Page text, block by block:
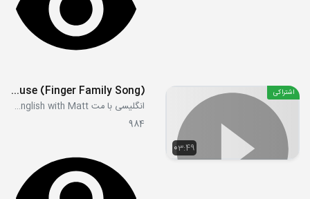
03:49
اشتراکی House (Finger Family Song)
انگلیسی با مت Learn English with Matt
984